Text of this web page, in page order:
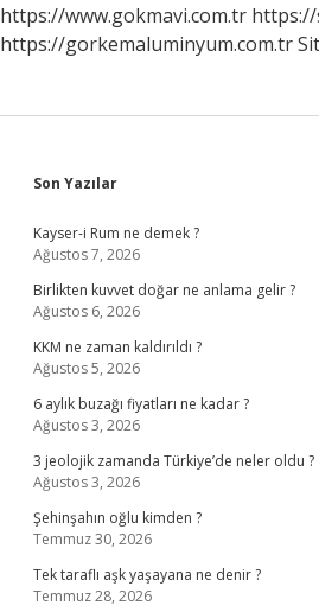
https://www.gokmavi.com.tr https://
https://gorkemaluminyum.com.tr
Sidebar
Son Yazılar
Kayser-i Rum ne demek ?
Ağustos 7, 2026
Birlikten kuvvet doğar ne anlama gelir ?
Ağustos 6, 2026
KKM ne zaman kaldırıldı ?
Ağustos 5, 2026
6 aylık buzağı fiyatları ne kadar ?
Ağustos 3, 2026
3 jeolojik zamanda Türkiye’de neler oldu ?
Ağustos 3, 2026
Şehinşahın oğlu kimden ?
Temmuz 30, 2026
Tek taraflı aşk yaşayana ne denir ?
Temmuz 28, 2026